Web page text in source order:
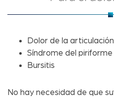
Dolor de la
Síndrome del piriforme
Bursitis
No hay necesidad de que